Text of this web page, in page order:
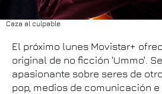
Caza al culpable
El próximo lunes Movistar+
original de no ficción 'Ummo'.
apasionante sobre seres de
pop, medios de comunicación